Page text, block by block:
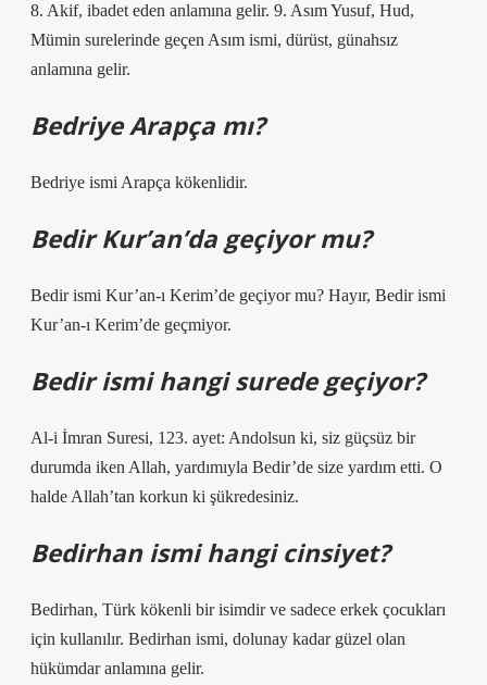
8. Akif, ibadet eden anlamına gelir. 9. Asım Yusuf, Hud,
Mümin surelerinde geçen Asım ismi, dürüst, günahsız
anlamına gelir.
Bedriye Arapça mı?
Bedriye ismi Arapça kökenlidir.
Bedir Kur’an’da geçiyor mu?
Bedir ismi Kur’an-ı Kerim’de geçiyor mu? Hayır, Bedir ismi
Kur’an-ı Kerim’de geçmiyor.
Bedir ismi hangi surede geçiyor?
Al-i İmran Suresi, 123. ayet: Andolsun ki, siz güçsüz bir
durumda iken Allah, yardımıyla Bedir’de size yardım etti. O
halde Allah’tan korkun ki şükredesiniz.
Bedirhan ismi hangi cinsiyet?
Bedirhan, Türk kökenli bir isimdir ve sadece erkek çocukları
için kullanılır. Bedirhan ismi, dolunay kadar güzel olan
hükümdar anlamına gelir.